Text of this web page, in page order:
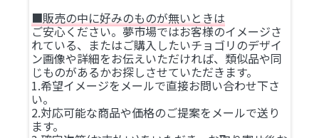
■販売の中に好みのものが無いときは
ご安心ください。夢市場ではお客様のイメージさ
れている、またはご購入したいチョゴリのデザイ
ン画像や詳細をお伝えいただければ、類似品や同
じものがあるかお探しさせていただきます。
1.希望イメージをメールで直接お問い合わせ下さ
い。
2.対応可能な商品や価格のご提案をメールで送り
ます。